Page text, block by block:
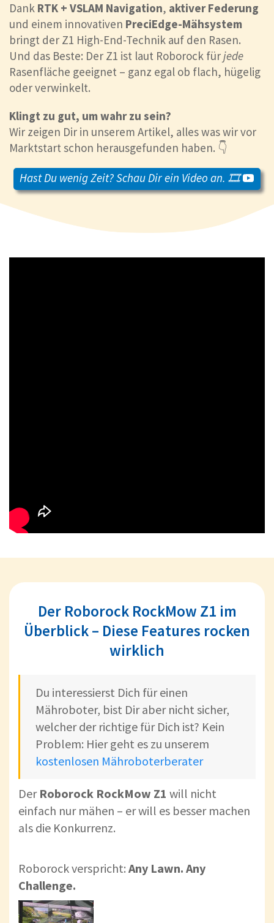
Dank RTK + VSLAM Navigation, aktiver Federung
und einem innovativen PreciEdge-Mähsystem
bringt der Z1 High-End-Technik auf den Rasen.
Und das Beste: Der Z1 ist laut Roborock fürjede
Rasenfläche geeignet – ganz egal ob flach, hügelig
oder verwinkelt.
Klingt zu gut, um wahr zu sein?
Wir zeigen Dir in unserem Artikel, alles was wir vor
Marktstart schon herausgefunden haben. 👇
Hast Du wenig Zeit? Schau Dir ein Video an. 🎞️
Der Roborock RockMow Z1 im
Überblick – Diese Features rocken
wirklich
Du interessierst Dich für einen
Mähroboter, bist Dir aber nicht sicher,
welcher der richtige für Dich ist? Kein
Problem: Hier geht es zu unserem
kostenlosen Mähroboterberater
Der Roborock RockMow Z1 will nicht
einfach nur mähen – er will es besser machen
als die Konkurrenz.
Roborock verspricht: Any Lawn. Any
Challenge.